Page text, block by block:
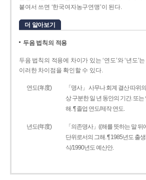
붙여서 쓰면 ‘한국여자농구연맹’이 된다.
더 알아보기
두음 법칙의 적용
두음 법칙의 적용에 차이가 있는 ‘연도’와 ‘년도’
이러한 차이점을 확인할 수 있다.
연도(年度)
「명사」 사무나 회계 결산 따위
상 구분한 일 년 동안의 기간. 또
해. ¶ 졸업 연도/제작 연도.
년도(年度)
「의존명사」((해를 뜻하는 말
단위로서의 그해. ¶ 1985년도 출
식/1990년도 예산안.